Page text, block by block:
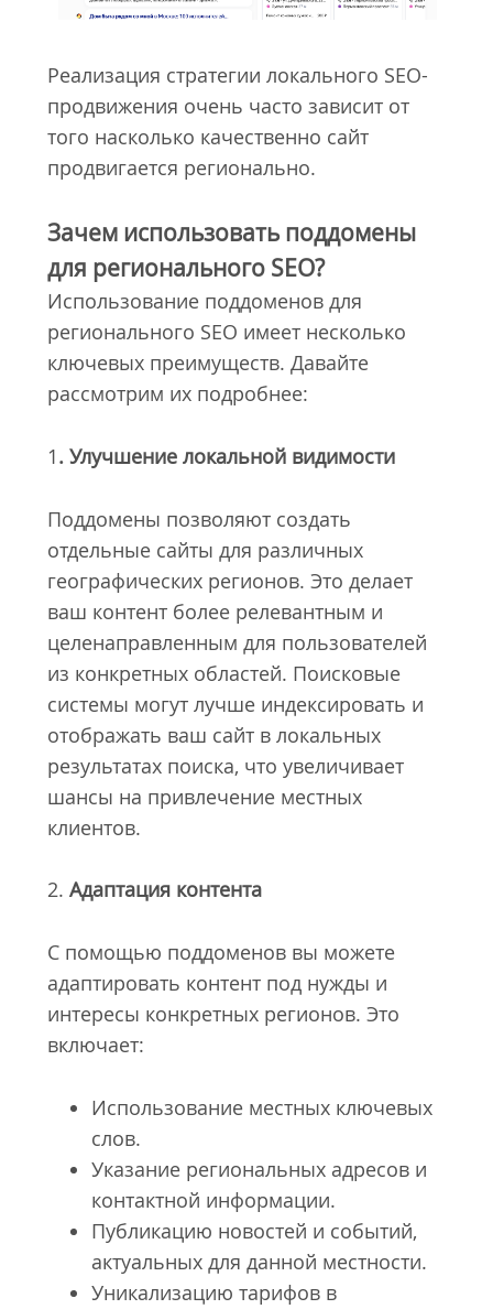
Реализация стратегии локального SEO-
продвижения очень часто зависит от
того насколько качественно сайт
продвигается регионально.
Зачем использовать поддомены
для регионального SEO?
Использование поддоменов для
регионального SEO имеет несколько
ключевых преимуществ. Давайте
рассмотрим их подробнее:
1. Улучшение локальной видимости
Поддомены позволяют создать
отдельные сайты для различных
географических регионов. Это делает
ваш контент более релевантным и
целенаправленным для пользователей
из конкретных областей. Поисковые
системы могут лучше индексировать и
отображать ваш сайт в локальных
результатах поиска, что увеличивает
шансы на привлечение местных
клиентов.
2. Адаптация контента
С помощью поддоменов вы можете
адаптировать контент под нужды и
интересы конкретных регионов. Это
включает:
Использование местных ключевых
слов.
Указание региональных адресов и
контактной информации.
Публикацию новостей и событий,
актуальных для данной местности.
Уникализацию тарифов в